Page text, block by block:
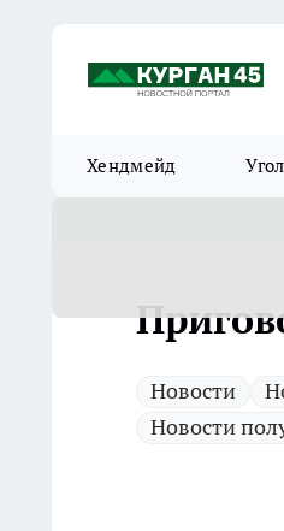
Хендмейд
Новости
Новости